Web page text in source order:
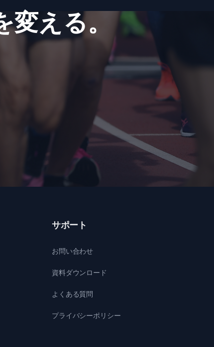
える。
サポート
お問い合わせ
資料ダウンロード
よくある質問
プライバシーポリシー